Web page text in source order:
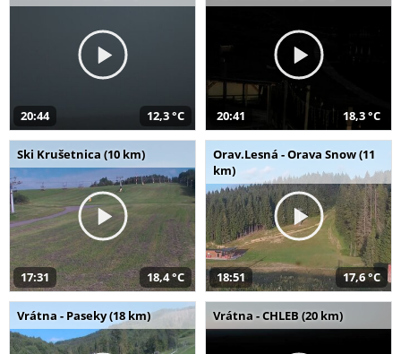
20:44 12,3 °C 20:41 18,3 °C
Ski Krušetnica (10 km)
17:31 18,4 °C
Orav.Lesná - Orava Snow (11
km)
18:51 17,6 °C
Vrátna - Paseky (18 km) Vrátna - CHLEB (20 km)